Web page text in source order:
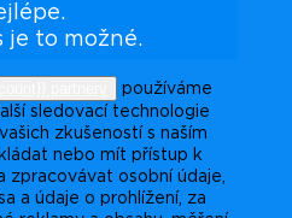
je to možné.
používáme
sledovací technologie
zkušeností s naším
nebo mít přístup k
zpracovávat osobní údaje,
a údaje o prohlížení, za